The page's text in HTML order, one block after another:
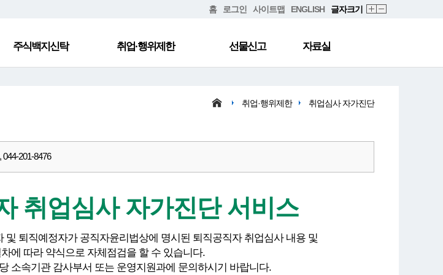
홈 로그인 사이트맵 ENGLISH 글자크기
주식백지신탁 취업·행위제한 선물신고 자료실
취업·행위제한 취업심사 자가진단
201-8476
취업심사 자가진단 서비스
및 퇴직예정자가 공직자윤리법상에 명시된 퇴직공직자 취업심사 내용 및
에 따라 약식으로 자체점검을 할 수 있습니다.
소속기관 감사부서 또는 운영지원과에 문의하시기 바랍니다.